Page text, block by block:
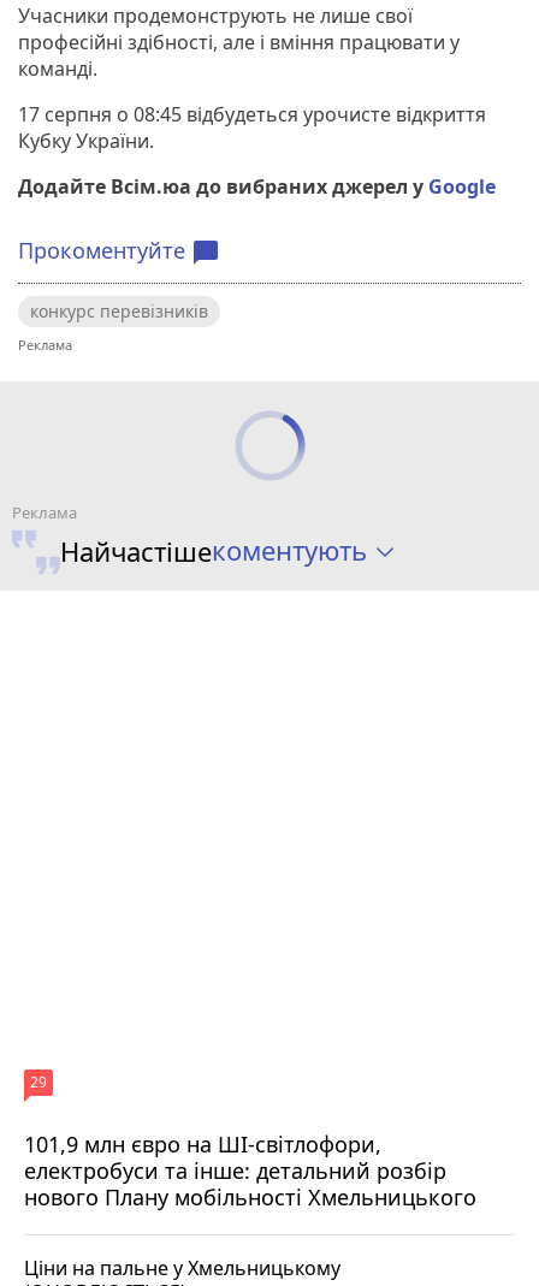
Учасники продемонструють не лише свої
професійні здібності, але і вміння працювати у
команді.
17 серпня о 08:45 відбудеться урочисте відкриття
Кубку України.
Додайте Всім.юа до вибраних джерел у Google
Прокоментуйте chat_bubble
конкурс перевізників
Найчастішекоментують
101,9 млн євро на ШІ-світлофори,
електробуси та інше: детальний розбір
нового Плану мобільності Хмельницького
29
Ціни на пальне у Хмельницькому